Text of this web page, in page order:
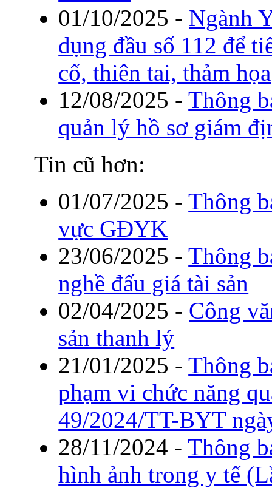
01/10/2025 - Ngành
dụng đầu số 112 để
cố, thiên tai, thảm họa
12/08/2025 -Thông
quản lý hồ sơ giám
Tin cũ hơn:
01/07/2025 -Thông
vực GĐYK
23/06/2025 -Thông
nghề đấu giá tài sản
02/04/2025 - Công
sản thanh lý
21/01/2025 -Thông
phạm vi chức năng
49/2024/TT-BYT
28/11/2024 -Thông
hình ảnh trong y tế